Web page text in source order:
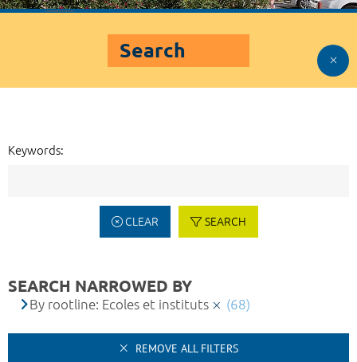
Search
Keywords:
CLEAR SEARCH
SEARCH NARROWED BY
By rootline: Ecoles et instituts (68)
REMOVE ALL FILTERS